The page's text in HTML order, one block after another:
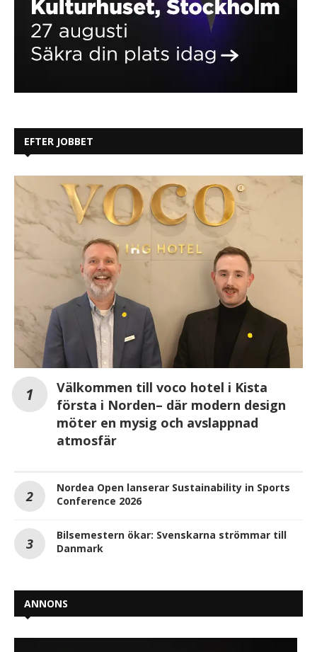
EFTER JOBBET
Välkommen till voco hotel i Kista
första i Norden– där modern design
möter en mysig och avslappnad
atmosfär
Nordea Open lanserar Sustainability in Sports
Conference 2026
Bilsemestern ökar: Svenskarna strömmar till
Danmark
ANNONS